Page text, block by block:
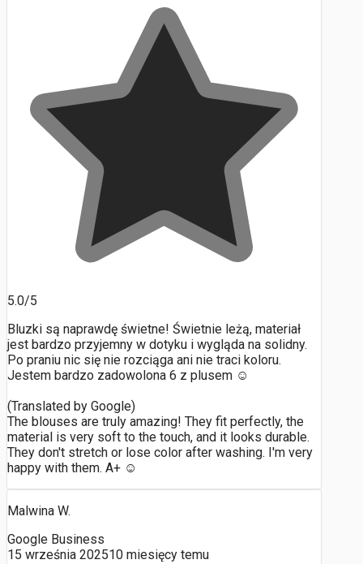
5.0/5
Bluzki są naprawdę świetne! Świetnie leżą, materiał
jest bardzo przyjemny w dotyku i wygląda na solidny.
Po praniu nic się nie rozciąga ani nie traci koloru.
Jestem bardzo zadowolona 6 z plusem ☺️
(Translated by Google)
The blouses are truly amazing! They fit perfectly, the
material is very soft to the touch, and it looks durable.
They don't stretch or lose color after washing. I'm very
happy with them. A+ ☺️
Malwina W.
Google Business
15 września 202510 miesięcy temu